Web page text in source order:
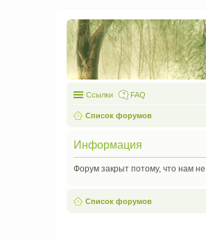
Ссылки FAQ
Список форумов
Информация
Форум закрыт потому, что нам
Список форумов